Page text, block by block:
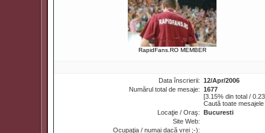
RapidFans.RO MEMBER
Data înscrierii: 12/Apr/2006
Numărul total de mesaje: 1677
[3.15% din total /
Caută toate mesajele
Locaţie / Oraş: Bucuresti
Site Web:
Ocupaţia / numai dacă vrei ;-):